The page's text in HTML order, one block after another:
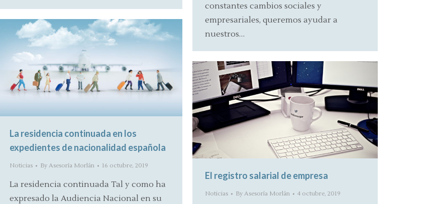
constantes cambios sociales y
empresariales, queremos ayudar a
nuestros…
La residencia continuada en los
expedientes de nacionalidad española
Noticias By Asesoría Morlán 16 octubre, 2019
La residencia continuada Tal y como ha
expresado la Audiencia Nacional en su
El registro salarial de empresa
Noticias By Asesoría Morlán 4 octubre, 2019